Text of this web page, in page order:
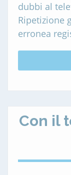
dubbi al
Ripetizione
erronea
Con il